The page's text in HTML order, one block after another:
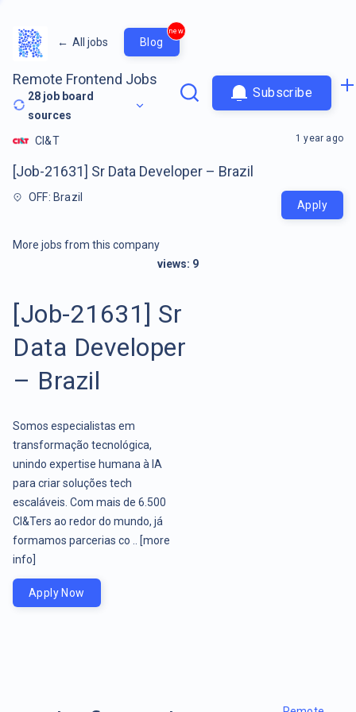
← All jobs Blog
new
Remote Frontend Jobs
28 job board
sources
Subscribe
CI&T
[Job-21631] Sr Data Developer – Brazil
OFF: Brazil
1 year ago
Apply
More jobs from this company
views: 9
[Job-21631] Sr
Data Developer
– Brazil
Somos especialistas em
transformação tecnológica,
unindo expertise humana à IA
para criar soluções tech
escaláveis. Com mais de 6.500
CI&Ters ao redor do mundo, já
formamos parcerias co ..
[more
info]
Apply Now